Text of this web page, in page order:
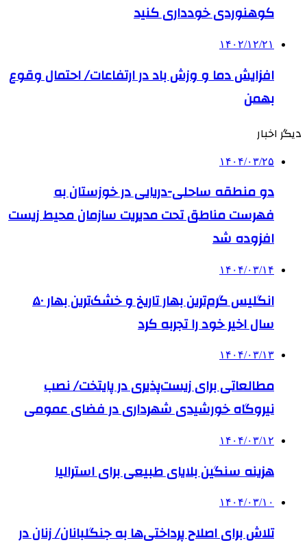
کوهنوردی خودداری کنید
۱۴۰۲/۱۲/۲۱
افزایش دما و وزش باد در ارتفاعات/ احتمال وقوع
بهمن
دیگر اخبار
۱۴۰۴/۰۳/۲۵
دو منطقه ساحلی-دریایی در خوزستان به
فهرست مناطق تحت مدیریت سازمان محیط زیست
افزوده شد
۱۴۰۴/۰۳/۱۴
انگلیس گرم‌ترین بهار تاریخ و خشک‌ترین بهار ۵۰
سال اخیر خود را تجربه کرد
۱۴۰۴/۰۳/۱۳
مطالعاتی برای زیست‌پذیری در پایتخت/ نصب
نیروگاه‌ خورشیدی شهرداری در فضای عمومی‌
۱۴۰۴/۰۳/۱۲
هزینه سنگین بلایای طبیعی برای استرالیا
۱۴۰۴/۰۳/۱۰
تلاش برای اصلاح پرداختی‌ها به جنگلبانان/ زنان در